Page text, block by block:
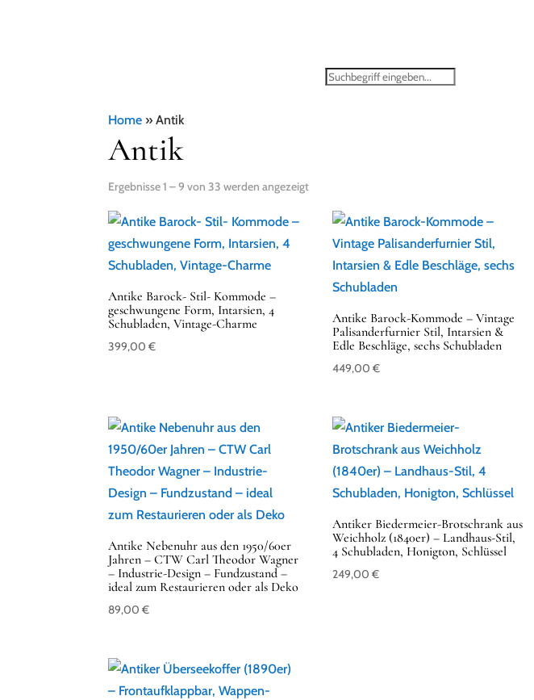
Home »Antik
Antik
Ergebnisse 1 – 9 von 33 werden angezeigt
Antike Barock- Stil- Kommode –
geschwungene Form, Intarsien, 4
Schubladen, Vintage-Charme
399,00€
Antike Barock-Kommode – Vintage
Palisanderfurnier Stil, Intarsien &
Edle Beschläge, sechs Schubladen
449,00€
Antike Nebenuhr aus den 1950/60er
Jahren – CTW Carl Theodor Wagner
– Industrie-Design – Fundzustand –
ideal zum Restaurieren oder als Deko
89,00€
Antiker Biedermeier-Brotschrank aus
Weichholz (1840er) – Landhaus-Stil,
4 Schubladen, Honigton, Schlüssel
249,00€